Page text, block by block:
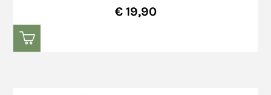
€ 19,90